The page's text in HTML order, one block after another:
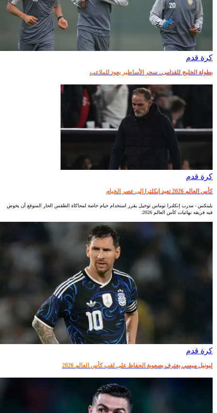
كرة قدم
بطولة الخليج للقدامى.. سحر الأساطير يعود للملاعب
كرة قدم
كأس العالم 2026 تعيد إنكلترا إلى عصر الخيام
بلينكس - مدرب إنكلترا توماس توخيل يقرر استخدام خيام خاصة لمحاكاة الطقس الحار المتوقع أن يخوض
فيه فريقه نهائيات كأس العالم 2026.
كرة قدم
ليونيل ميسي يعترف بصعوبة الحفاظ على لقب كأس العالم 2026